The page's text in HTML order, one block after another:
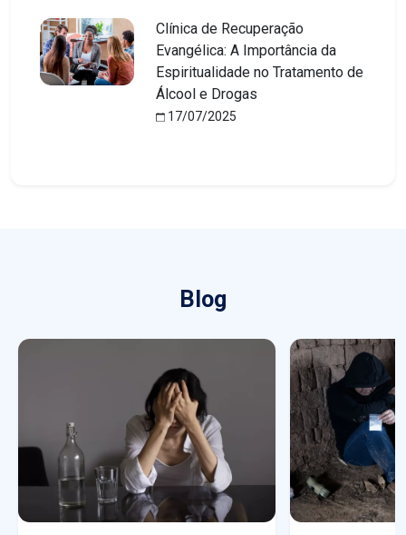
Clínica de Recuperação
Evangélica: A Importância da
Espiritualidade no Tratamento de
Álcool e Drogas
17/07/2025
Blog